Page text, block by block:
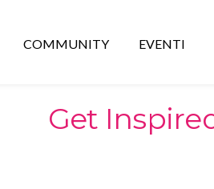
COMMUNITY EVENTI
Get